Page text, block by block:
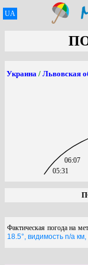
UA
Украина / Львовская
05:31
06:07
Фактическая погода на
18.5°, видимость n/a